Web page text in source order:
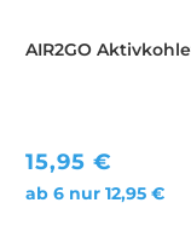
AIR2GO
15,95€
ab 6 nur12,95€